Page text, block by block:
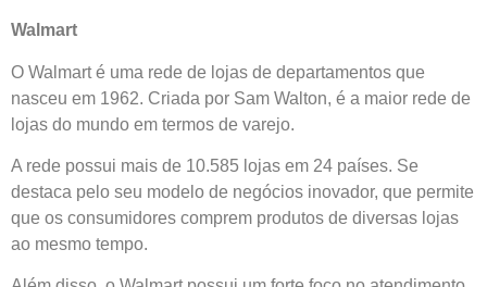
Walmart
O Walmart é uma rede de lojas de departamentos que
nasceu em 1962. Criada por Sam Walton, é a maior rede de
lojas do mundo em termos de varejo.
A rede possui mais de 10.585 lojas em 24 países. Se
destaca pelo seu modelo de negócios inovador, que permite
que os consumidores comprem produtos de diversas lojas
ao mesmo tempo.